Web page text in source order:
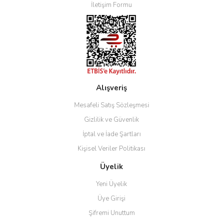
İletişim Formu
Alışveriş
Mesafeli Satış Sözleşmesi
Gizlilik ve Güvenlik
İptal ve İade Şartları
Kişisel Veriler Politikası
Üyelik
Yeni Üyelik
Üye Girişi
Şifremi Unuttum